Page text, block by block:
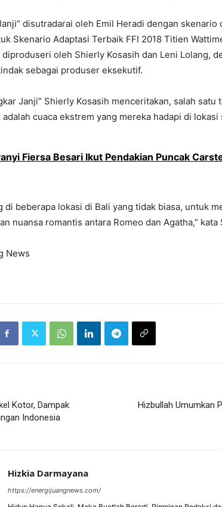
disutradarai oleh Emil Heradi dengan
Skenario Adaptasi Terbaik FFI 2018 Titien
diproduseri oleh Shierly Kosasih dan Leni Lolang,
sebagai produser eksekutif.
Janji” Shierly Kosasih menceritakan, salah satu
cuaca ekstrem yang mereka hadapi di lokasi
Fiersa Besari Ikut Pendakian Puncak
di beberapa lokasi di Bali yang tidak biasa, untuk
nuansa romantis antara Romeo dan Agatha,” kata
News
Kotor, Dampak
Indonesia
Hizbullah Umumkan
Hizkia Darmayana
https://energijuangnews.com/